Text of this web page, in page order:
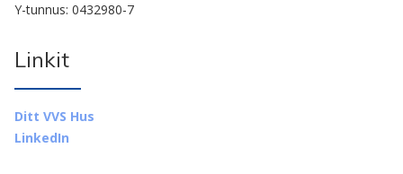
Y-tunnus: 0432980-7
Linkit
Ditt VVS Hus
LinkedIn